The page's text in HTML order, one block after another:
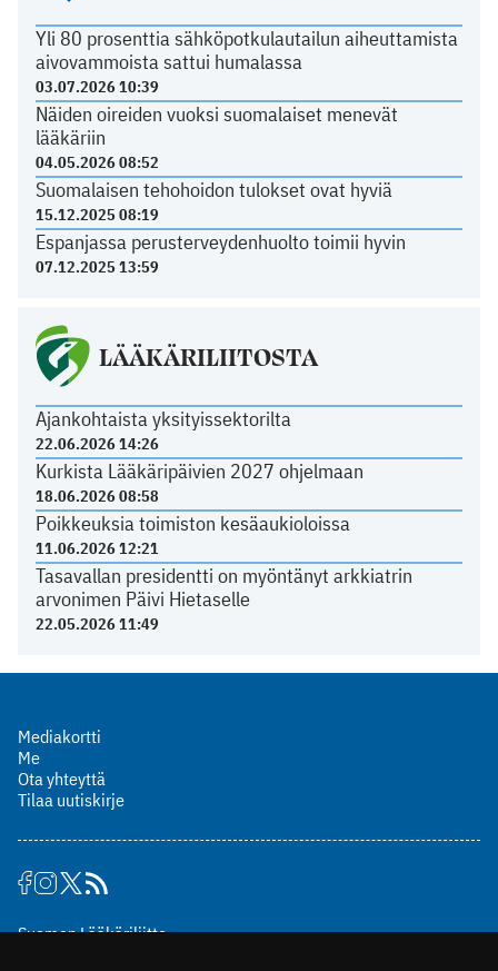
Yli 80 prosenttia sähköpotkulautailun aiheuttamista
aivovammoista sattui humalassa
03.07.2026 10:39
Näiden oireiden vuoksi suomalaiset menevät
lääkäriin
04.05.2026 08:52
Suomalaisen tehohoidon tulokset ovat hyviä
15.12.2025 08:19
Espanjassa perusterveydenhuolto toimii hyvin
07.12.2025 13:59
LÄÄKÄRILIITOSTA
Ajankohtaista yksityissektorilta
22.06.2026 14:26
Kurkista Lääkäripäivien 2027 ohjelmaan
18.06.2026 08:58
Poikkeuksia toimiston kesäaukioloissa
11.06.2026 12:21
Tasavallan presidentti on myöntänyt arkkiatrin
arvonimen Päivi Hietaselle
22.05.2026 11:49
Mediakortti
Me
Ota yhteyttä
Tilaa uutiskirje
Suomen Lääkäriliitto